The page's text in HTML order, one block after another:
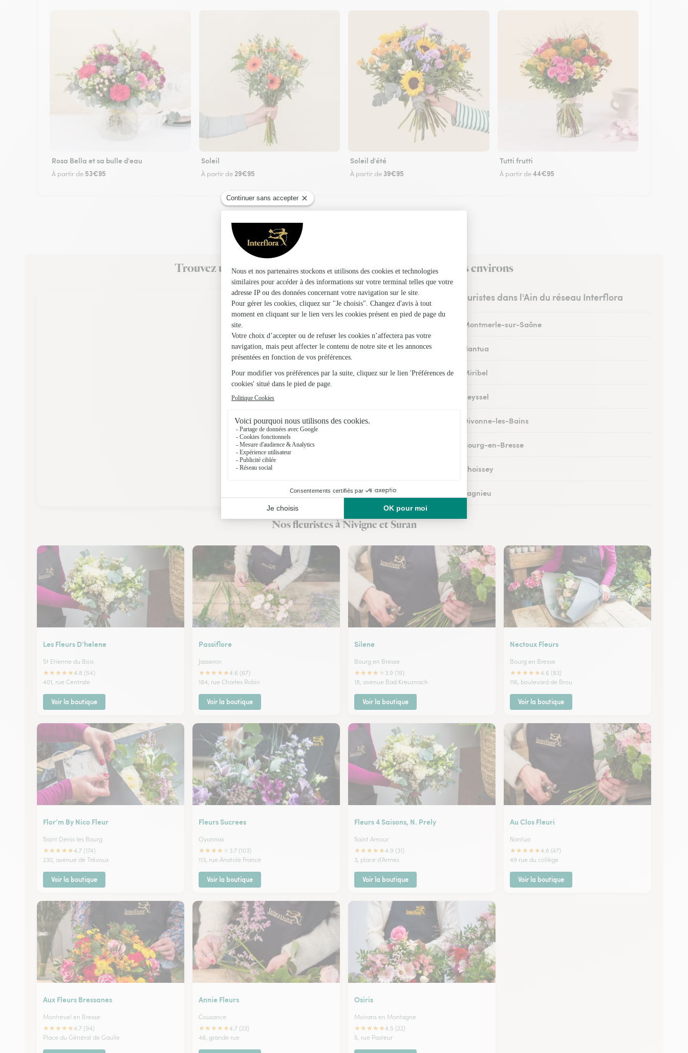
Rosa Bella et sa bulle d'eau
À partir de 53€95
Soleil
À partir de 29€95
Soleil d'été
À partir de 39€95
Tutti frutti
À partir de44€95
Trouvez un fleuriste Interflora à Nivigne et Suran et dans ses environs
Les fleuristes dans l'Ain du réseau Interflora
Fleuristes à Montmerle-sur-Saône
Fleuristes à Nantua
Fleuristes à Miribel
Fleuristes à Seyssel
Fleuristes à Divonne-les-Bains
Fleuristes à Bourg-en-Bresse
Fleuristes à Thoissey
Fleuristes à Lagnieu
Fleuristes à Vonnas
Nos fleuristes à Nivigne et Suran
Les Fleurs D’helene
St Etienne du Bois
★★★★★4.8 (54)
401, rue Centrale
Voir la boutique
Passiflore
Jasseron
★★★★★4.6 (67)
184, rue Charles Robin
Voir la boutique
Silene
Bourg en Bresse
★★★★
3.9 (19)
18, avenue Bad Kreuznach
Voir la boutique
Nectoux Fleurs
Bourg en Bresse
★★★★★4.6 (83)
116, boulevard de Brou
Voir la boutique
Flor’m By Nico Fleur
Saint Denis les Bourg
★★★★★4.7 (174)
230, avenue de Trévoux
Voir la boutique
Fleurs Sucrees
Oyonnax
★★★★
3.7 (103)
113, rue Anatole France
Voir la boutique
Fleurs 4 Saisons, N. Prely
Saint Amour
★★★★★4.9 (31)
3, place d'Armes
Voir la boutique
Au Clos Fleuri
Nantua
★★★★★4.6 (47)
49 rue du collège
Voir la boutique
Aux Fleurs Bressanes
Montrevel en Bresse
★★★★★4.7 (94)
Place du Général de Gaulle
Annie Fleurs
Cousance
★★★★★4.7 (23)
48, grande rue
Osiris
Moirans en Montagne
★★★★★4.5 (22)
5, rue Pasteur